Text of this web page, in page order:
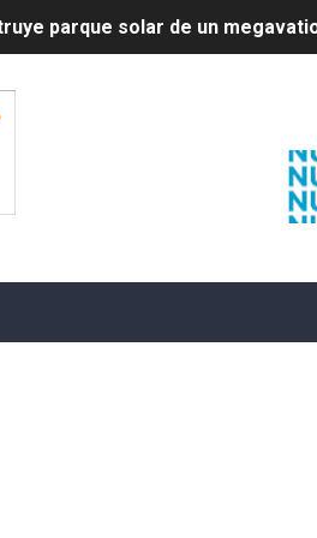
resistencia en disputa con
hoy viernes 7 de agosto de 2026
el centro de Cuba deja dos